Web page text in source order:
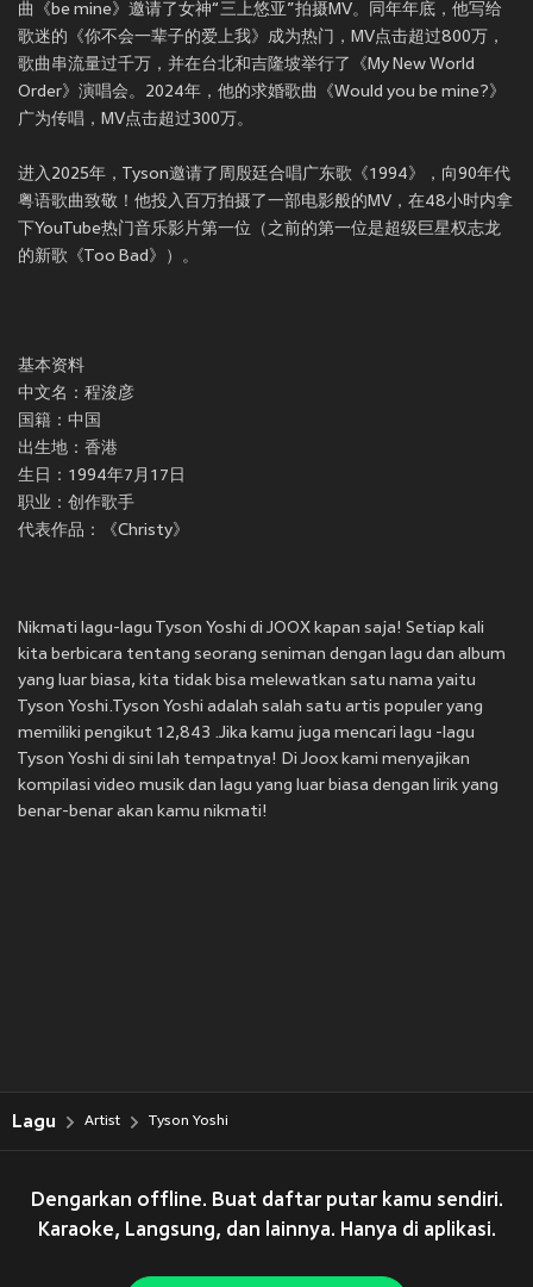
曲《be mine》邀请了女神“三上悠亚”拍摄MV。同年年底，他写给
歌迷的《你不会一辈子的爱上我》成为热门，MV点击超过800万，
歌曲串流量过千万，并在台北和吉隆坡举行了《My New World
Order》演唱会。2024年，他的求婚歌曲《Would you be mine?》
广为传唱，MV点击超过300万。
进入2025年，Tyson邀请了周殷廷合唱广东歌《1994》，向90年代
粤语歌曲致敬！他投入百万拍摄了一部电影般的MV，在48小时内拿
下YouTube热门音乐影片第一位（之前的第一位是超级巨星权志龙
的新歌《Too Bad》）。
基本资料
中文名：程浚彦
国籍：中国
出生地：香港
生日：1994年7月17日
职业：创作歌手
代表作品：《Christy》
Nikmati lagu-lagu Tyson Yoshi di JOOX kapan saja! Setiap kali
kita berbicara tentang seorang seniman dengan lagu dan album
yang luar biasa, kita tidak bisa melewatkan satu nama yaitu
Tyson Yoshi.Tyson Yoshi adalah salah satu artis populer yang
memiliki pengikut 12,843 .Jika kamu juga mencari lagu -lagu
Tyson Yoshi di sini lah tempatnya! Di Joox kami menyajikan
kompilasi video musik dan lagu yang luar biasa dengan lirik yang
benar-benar akan kamu nikmati!
Lagu Artist Tyson Yoshi
Dengarkan offline. Buat daftar putar kamu sendiri.
Karaoke, Langsung, dan lainnya. Hanya di aplikasi.